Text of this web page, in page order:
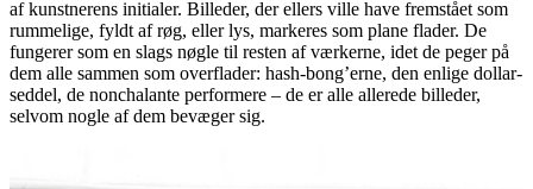
af kunstnerens initialer. Billeder, der ellers ville have fremstået som
rummelige, fyldt af røg, eller lys, markeres som plane flader. De
fungerer som en slags nøgle til resten af værkerne, idet de peger på
dem alle sammen som overflader: hash-bong’erne, den enlige dollar-
seddel, de nonchalante performere – de er alle allerede billeder,
selvom nogle af dem bevæger sig.